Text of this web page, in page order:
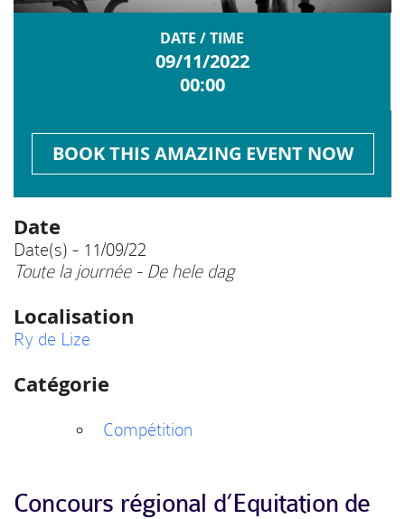
DATE / TIME
09/11/2022
00:00
BOOK THIS AMAZING EVENT NOW
Date
Date(s) - 11/09/22
Toute la journée - De hele dag
Localisation
Ry de Lize
Catégorie
Compétition
Concours régional d’Equitation de